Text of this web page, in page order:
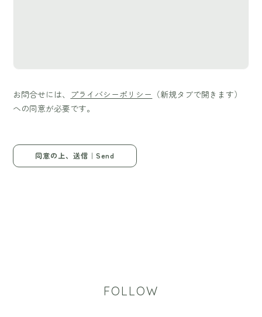
お問合せには、 プライバシーポリシー （新規タブで開きます）
への同意が必要です。
FOLLOW